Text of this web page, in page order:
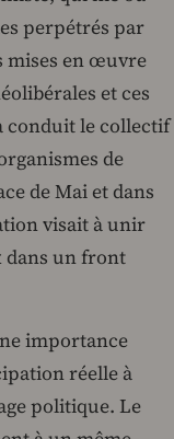
perpétrés par
mises en œuvre
et ces
conduit le collectif
de
de Mai et dans
visait à unir
dans un front
importance
réelle à
politique. Le